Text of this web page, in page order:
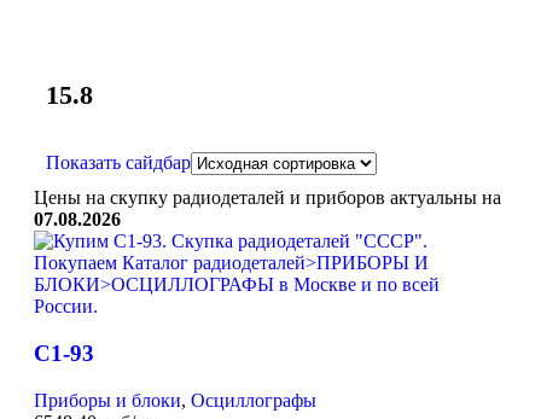
15.8
Показать сайдбар
Цены на скупку радиодеталей и приборов актуальны на
07.08.2026
С1-93
Приборы и блоки, Осциллографы